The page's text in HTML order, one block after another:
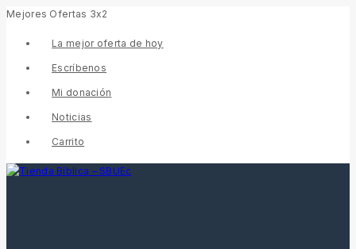
Mejores Ofertas 3x2
La mejor oferta de hoy
Escríbenos
Mi donación
Noticias
Carrito